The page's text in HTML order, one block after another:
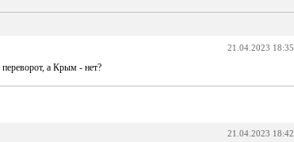
21.04.2023 18:35
переворот, а Крым - нет?
21.04.2023 18:42